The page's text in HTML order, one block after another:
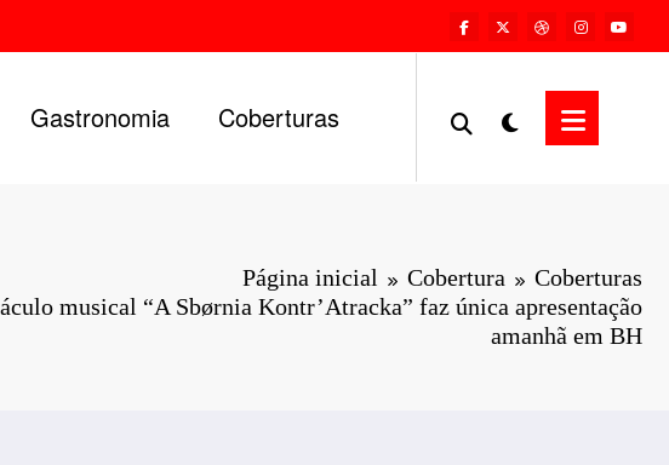
Gastronomia Coberturas
Página inicial Cobertura
Coberturas
musical “A Sbørnia Kontr’Atracka” faz única apresentação
amanhã em BH